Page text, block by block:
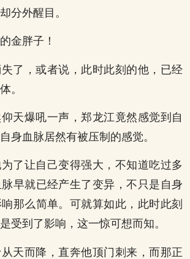
分外醒目。
金胖子！
了，或者说，此时此刻的他，已经
。
天爆吼一声，郑龙江竟然感觉到自
身血脉居然有被压制的感觉。
了让自己变得强大，不知道吃过多
早就已经产生了变异，不只是自身
那么简单。可就算如此，此时此刻
受到了影响，这一惊可想而知。
天而降，直奔他顶门刺来，而那正